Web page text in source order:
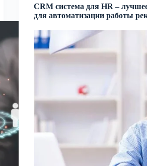
CRM система для HR –
для автоматизации работы